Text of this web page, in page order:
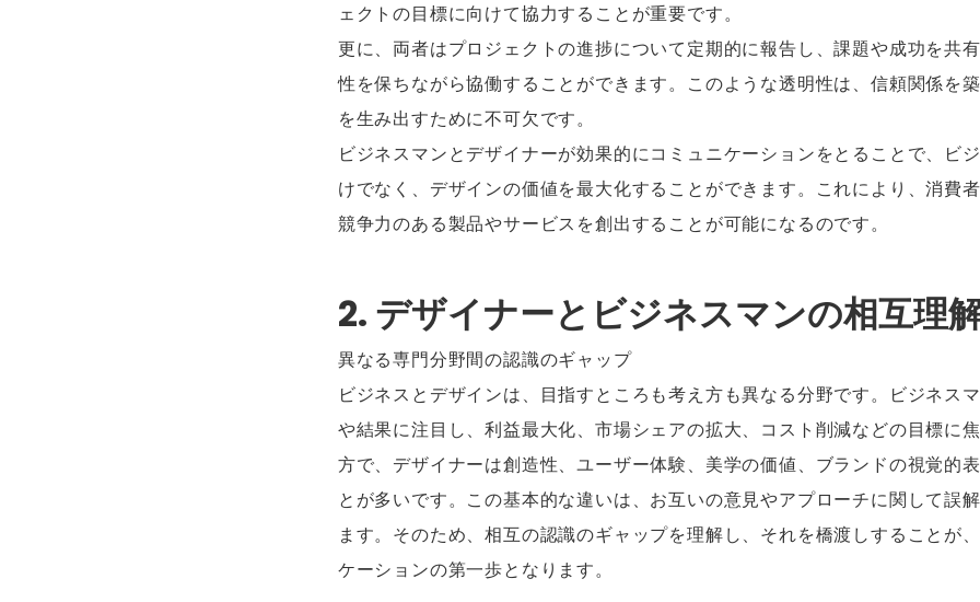
ェクトの目標に向けて協力することが重要です。
更に、両者はプロジェクトの進捗について定期的に報告し、課題や成功を共
性を保ちながら協働することができます。このような透明性は、信頼関係を
を生み出すために不可欠です。
ビジネスマンとデザイナーが効果的にコミュニケーションをとることで、ビ
けでなく、デザインの価値を最大化することができます。これにより、消費
競争力のある製品やサービスを創出することが可能になるのです。
2. デザイナーとビジネスマンの相互理
異なる専門分野間の認識のギャップ
ビジネスとデザインは、目指すところも考え方も異なる分野です。ビジネス
や結果に注目し、利益最大化、市場シェアの拡大、コスト削減などの目標に
方で、デザイナーは創造性、ユーザー体験、美学の価値、ブランドの視覚的
とが多いです。この基本的な違いは、お互いの意見やアプローチに関して誤
ます。そのため、相互の認識のギャップを理解し、それを橋渡しすることが
ケーションの第一歩となります。